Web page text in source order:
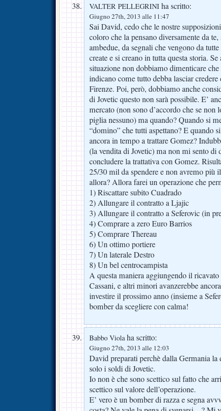
VALTER PELLEGRINI ha scritto:
Giugno 27th, 2013 alle 11:47
Sai David, cedo che le nostre
coloro che la pensano diversamente da
ambedue, da segnali che vengono da
create e si creano in tutta questa storia.
situazione non dobbiamo dimenticare
indicano come tutto debba lasciar
Firenze. Poi, però, dobbiamo anche
di Jovetic questo non sarà possibile. E’
mercato (non sono d’accordo che se non
piglia nessuno) ma quando? Quando si
“domino” che tutti aspettano? E quando
ancora in tempo a trattare Gomez?
(la vendita di Jovetic) ma non mi sento di
concludere la trattativa con Gomez.
25/30 mil da spendere e non avremo più
allora? Allora farei un operazione che
1) Riscattare subito Cuadrado
2) Allungare il contratto a Ljajic
3) Allungare il contratto a Seferovic (in
4) Comprare a zero Euro Barrios
5) Comprare Thereau
6) Un ottimo portiere
7) Un laterale Destro
8) Un bel centrocampista
A questa maniera aggiungendo il
Cassani, e altri minori avanzerebbe
investire il prossimo anno (insieme a
bomber da scegliere con calma!
Babbo Violaha scritto:
Giugno 27th, 2013 alle 12:03
David preparati perchè dalla Germania la
solo i soldi di Jovetic.
Io non è che sono scettico sul fatto che
scettico sul valore dell’operazione.
E’ vero è un bomber di razza e segna